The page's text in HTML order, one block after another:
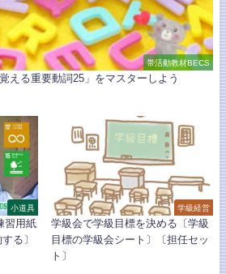
帯活動教材BECS
える重要動詞25」をマスターしよう
小道具
習用紙
る〕
学級経営
学級会で学級目標を決める〔学級
目標の学級会シート〕〔担任セッ
ト〕